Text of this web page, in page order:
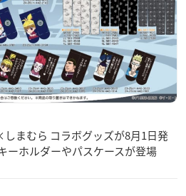
まむら コラボグッズが8月1日発
ーホルダーやパスケースが登場